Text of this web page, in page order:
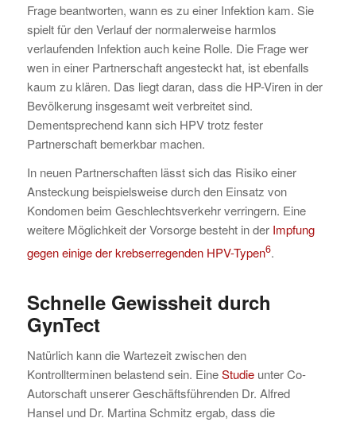
Frage beantworten, wann es zu einer Infektion kam. Sie
spielt für den Verlauf der normalerweise harmlos
verlaufenden Infektion auch keine Rolle. Die Frage wer
wen in einer Partnerschaft angesteckt hat, ist ebenfalls
kaum zu klären. Das liegt daran, dass die HP-Viren in der
Bevölkerung insgesamt weit verbreitet sind.
Dementsprechend kann sich HPV trotz fester
Partnerschaft bemerkbar machen.
In neuen Partnerschaften lässt sich das Risiko einer
Ansteckung beispielsweise durch den Einsatz von
Kondomen beim Geschlechtsverkehr verringern. Eine
weitere Möglichkeit der Vorsorge besteht in der Impfung
gegen einige der krebserregenden HPV-Typen6.
Schnelle Gewissheit durch
GynTect
Natürlich kann die Wartezeit zwischen den
Kontrollterminen belastend sein. EineStudieunter Co-
Autorschaft unserer Geschäftsführenden Dr. Alfred
Hansel und Dr. Martina Schmitz ergab, dass die